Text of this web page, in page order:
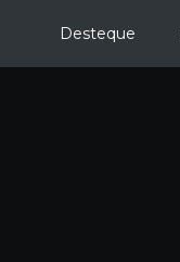
Desteque